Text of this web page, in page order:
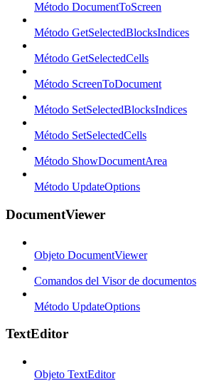
Método DocumentToScreen
Método GetSelectedBlocksIndices
Método GetSelectedCells
Método ScreenToDocument
Método SetSelectedBlocksIndices
Método SetSelectedCells
Método ShowDocumentArea
Método UpdateOptions
DocumentViewer
Objeto DocumentViewer
Comandos del Visor de documentos
Método UpdateOptions
TextEditor
Objeto TextEditor